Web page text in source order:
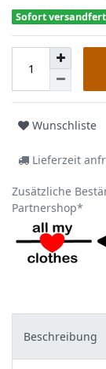
Sofort
Wunschliste
Lieferzeit
Zusätzliche
Partnershop*
Beschreibung